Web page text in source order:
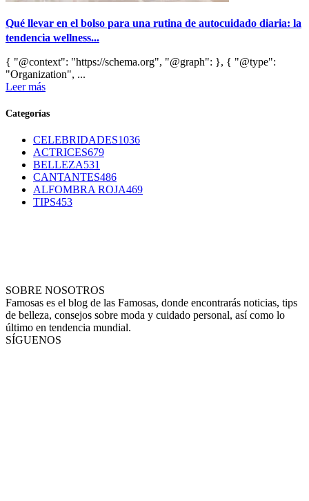
Qué llevar en el bolso para una rutina de autocuidado diaria: la
tendencia wellness...
{ "@context": "https://schema.org", "@graph": }, { "@type":
"Organization", ...
Leer más
Categorías
CELEBRIDADES1036
ACTRICES679
BELLEZA531
CANTANTES486
ALFOMBRA ROJA469
TIPS453
SOBRE NOSOTROS
Famosas es el blog de las Famosas, donde encontrarás noticias, tips
de belleza, consejos sobre moda y cuidado personal, así como lo
último en tendencia mundial.
SÍGUENOS